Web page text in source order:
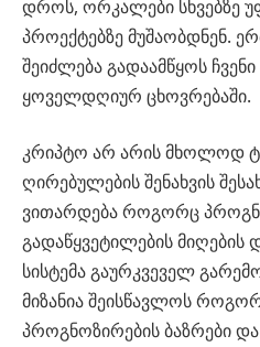
დროს, ორკალები სხვებზე
პროექტებზე მუშაობდნენ.
შეიძლება გადაამწყოს
ყოველდღიურ ცხოვრებაში.
კრიპტო არ არის მხოლოდ
ღირებულების შენახვის
ვითარდება როგორც
გადაწყვეტილების მიღების
სისტემა გაურკვეველ
მიზანია შეისწავლოს
პროგნოზირების ბაზრები